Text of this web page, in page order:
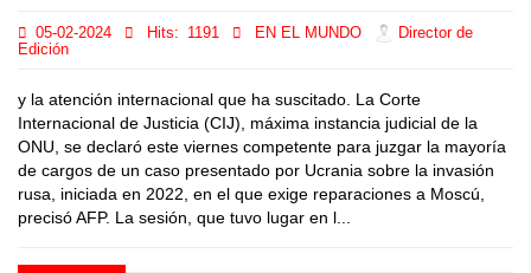
05-02-2024 Hits: 1191 EN EL MUNDO
Director de
Edición
y la atención internacional que ha suscitado. La Corte
Internacional de Justicia (CIJ), máxima instancia judicial de la
ONU, se declaró este viernes competente para juzgar la mayoría
de cargos de un caso presentado por Ucrania sobre la invasión
rusa, iniciada en 2022, en el que exige reparaciones a Moscú,
precisó AFP. La sesión, que tuvo lugar en l...